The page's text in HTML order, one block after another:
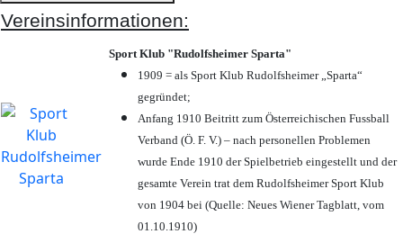
Vereinsinformationen:
Sport Klub "Rudolfsheimer Sparta"
1909 = als Sport Klub Rudolfsheimer „Sparta“
gegründet;
Anfang 1910 Beitritt zum Österreichischen Fussball
Verband (Ö. F. V.) – nach personellen Problemen
wurde Ende 1910 der Spielbetrieb eingestellt und der
gesamte Verein trat dem Rudolfsheimer Sport Klub
von 1904 bei (Quelle: Neues Wiener Tagblatt, vom
01.10.1910)